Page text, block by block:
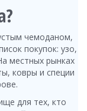
чемоданом,
покупок: узо,
местных рынках
ковры и специи
для тех, кто